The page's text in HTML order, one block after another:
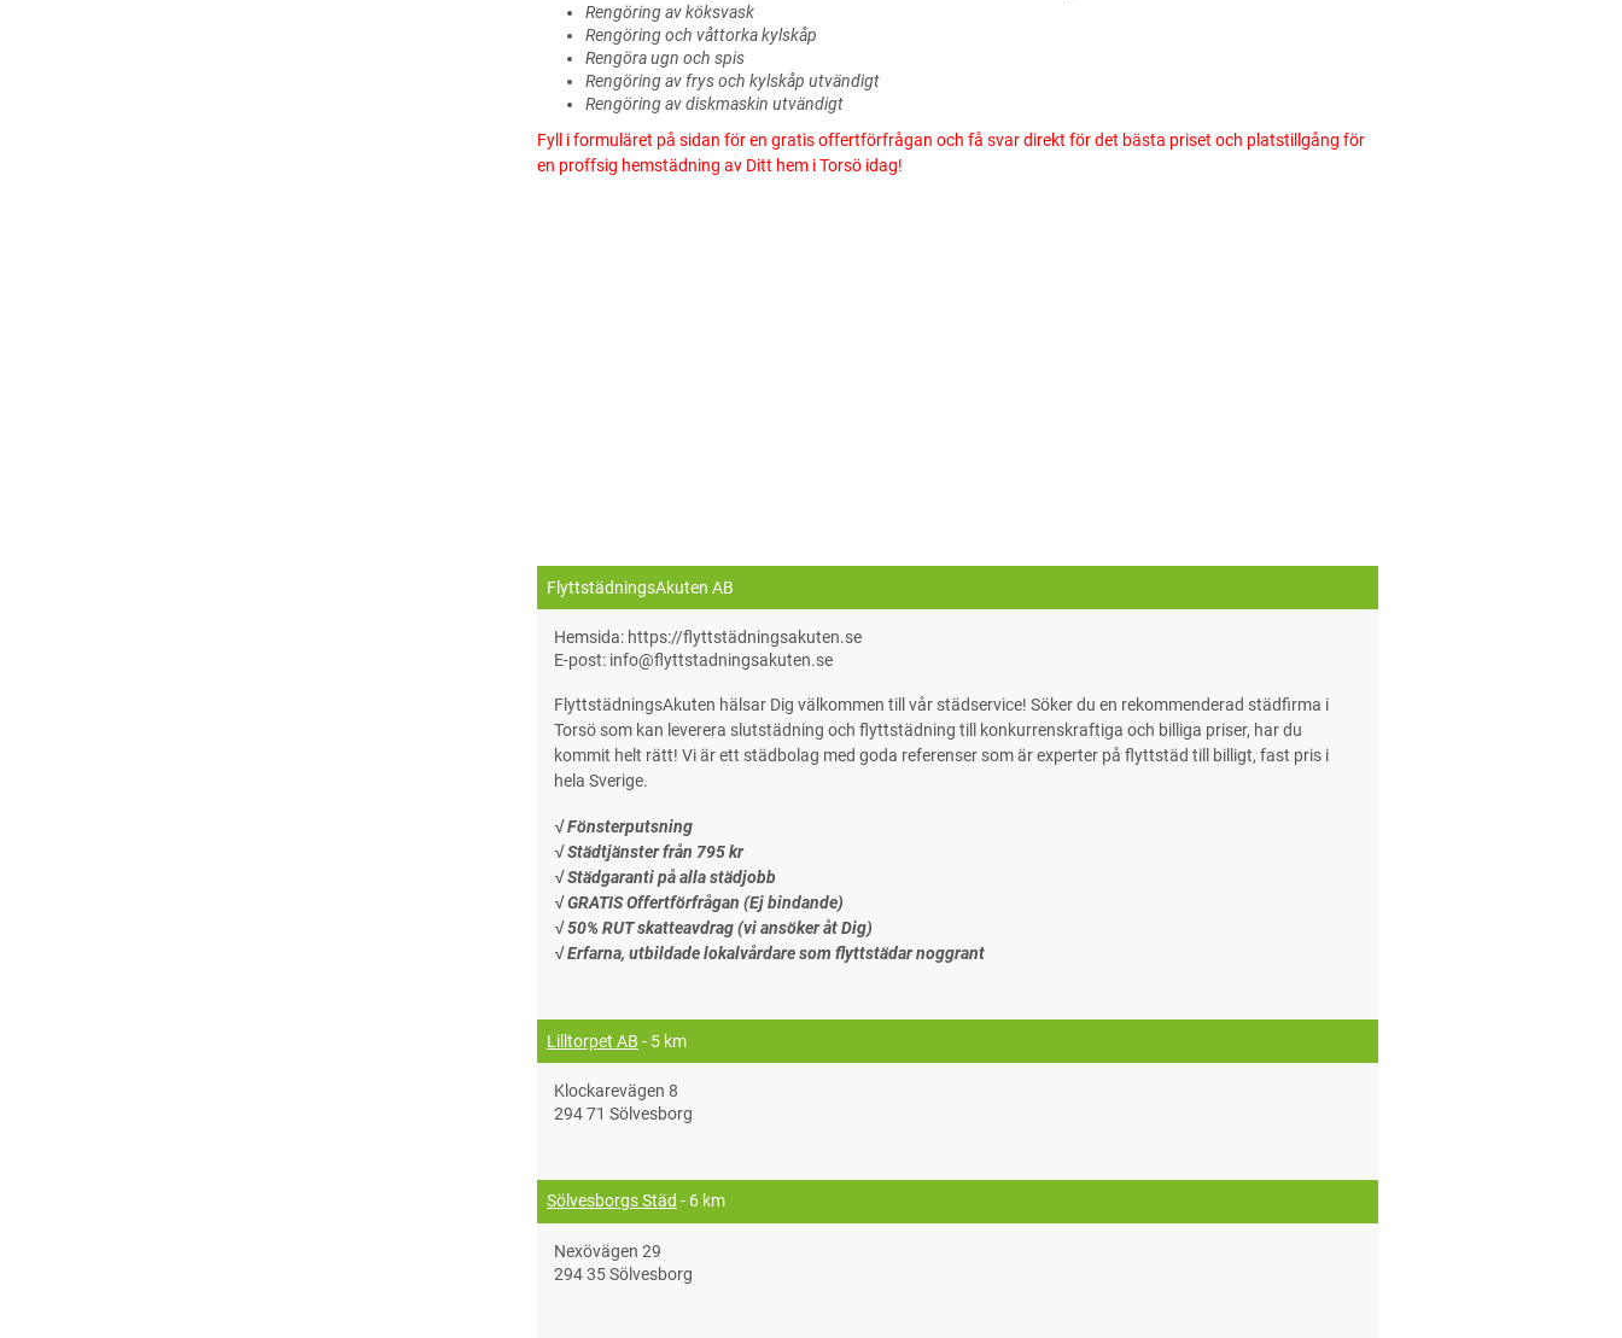
Rengöring av köksvask
Rengöring och våttorka kylskåp
Rengöra ugn och spis
Rengöring av frys och kylskåp utvändigt
Rengöring av diskmaskin utvändigt
Fyll i formuläret på sidan för en gratis offertförfrågan och få svar direkt för det bästa priset och platstillgång för
en proffsig hemstädning av Ditt hem i Torsö idag!
FlyttstädningsAkuten AB
Hemsida: https://flyttstädningsakuten.se
E-post: info@flyttstadningsakuten.se
FlyttstädningsAkuten hälsar Dig välkommen till vår städservice! Söker du en rekommenderad städfirma i
Torsö som kan leverera slutstädning och flyttstädning till konkurrenskraftiga och billiga priser, har du
kommit helt rätt! Vi är ett städbolag med goda referenser som är experter på flyttstäd till billigt, fast pris i
hela Sverige.
√ Fönsterputsning
√ Städtjänster från 795 kr
√ Städgaranti på alla städjobb
√ GRATIS Offertförfrågan (Ej bindande)
√ 50% RUT skatteavdrag (vi ansöker åt Dig)
√ Erfarna, utbildade lokalvårdare som flyttstädar noggrant
Lilltorpet AB - 5 km
Klockarevägen 8
294 71 Sölvesborg
Sölvesborgs Städ - 6 km
Nexövägen 29
294 35 Sölvesborg